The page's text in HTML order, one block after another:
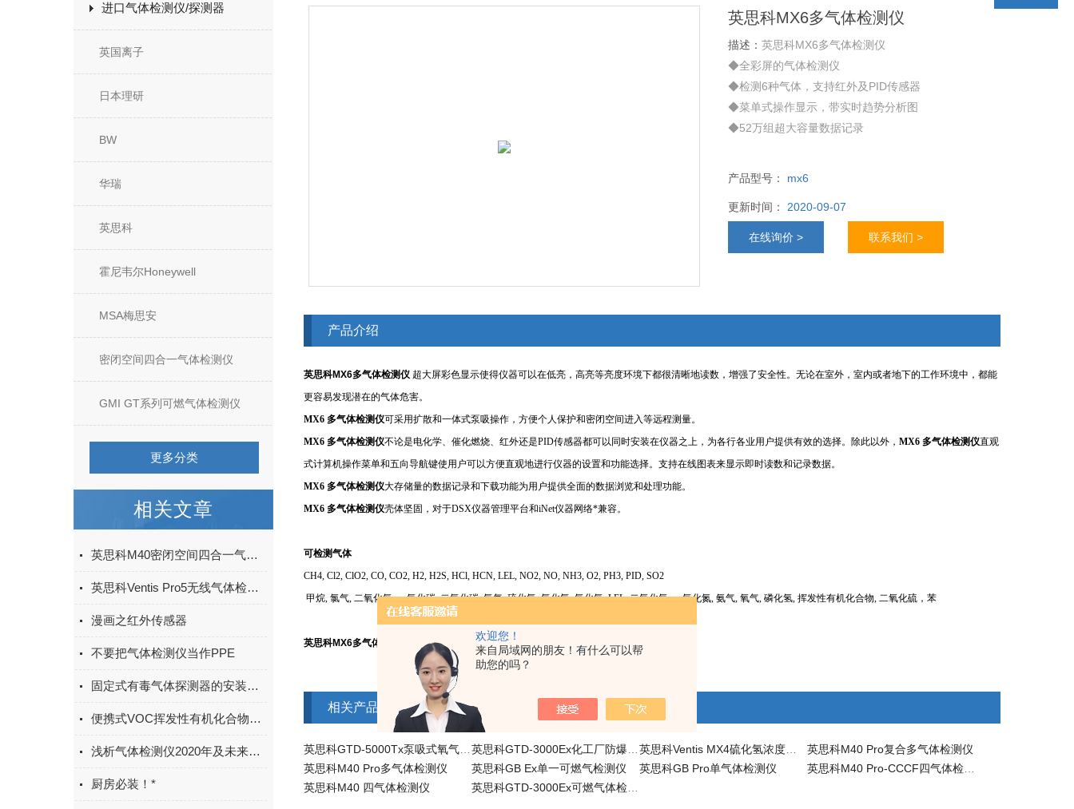
欢迎您！
来自局域网的朋友！有什么可以帮
助您的吗？
进口气体检测仪/探测器
英国离子
日本理研
BW
华瑞
英思科
霍尼韦尔Honeywell
MSA梅思安
密闭空间四合一气体检测仪
GMI GT系列可燃气体检测仪
更多分类
相关文章
英思科M40密闭空间四合一气体检测仪产品概述
英思科Ventis Pro5无线气体检测仪，给你多种选择
漫画之红外传感器
不要把气体检测仪当作PPE
固定式有毒气体探测器的安装规格
便携式VOC挥发性有机化合物检测仪日常使用注意事项
浅析气体检测仪2020年及未来趋势
厨房必装！*
英思科MX6多气体检测仪
描述： 英思科MX6多气体检测仪
◆全彩屏的气体检测仪
◆检测6种气体，支持红外及PID传感器
◆菜单式操作显示，带实时趋势分析图
◆52万组超大容量数据记录
产品型号： mx6
更新时间： 2020-09-07
在线询价 > 联系我们 >
产品介绍
英思科MX6多气体检测仪 超大屏彩色显示使得仪器可以在低亮，高亮等亮度环境下都很清晰地读数，增强了安全性。无论在室外，室内或者地下的工作环境中，都能
更容易发现潜在的气体危害。
MX6 多气体检测仪可采用扩散和一体式泵吸操作， 方便个人保护和密闭空间进入等远程测量。
MX6 多气体检测仪不论是电化学、催化燃烧、红外还是PID传感器都可以同时安装在仪器之上，为各行各业用户提供有效的选择。除此以外， MX6 多气体检测仪直观
式计算机操作菜单和五向导航键使用户可以方便直观地进行仪器的设置和功能选择。支持在线图表来显示即时读数和记录数据。
MX6 多气体检测仪大存储量的数据记录和下载功能为用户提供全面的数据浏览和处理功能。
MX6 多气体检测仪壳体坚固，对于DSX仪器管理平台和iNet仪器网络*兼容。
可检测气体
CH4, Cl2, ClO2, CO, CO2, H2, H2S, HCl, HCN, LEL, NO2, NO, NH3, O2, PH3, PID, SO2
甲烷, 氯气, 二氧化氯, 一氧化碳, 二氧化碳, 氢气, 硫化氢, 氯化氢, 氰化氢, LEL, 二氧化氮, 一氧化氮, 氨气, 氧气, 磷化氢, 挥发性有机化合物, 二氧化硫，苯
英思科MX6多气体检测仪 技术参数
相关产品
英思科M40 Pro复合多气体检测仪
英思科M40 Pro多气体检测仪
英思科GB Ex单一可燃气检测仪 英思科GB Pro单气体检测仪
英思科M40 四气体检测仪